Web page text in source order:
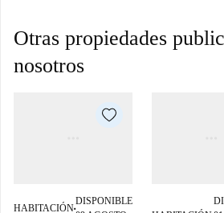
Otras propiedades
nosotros
HABITACIÓN■
DISPONIBLE